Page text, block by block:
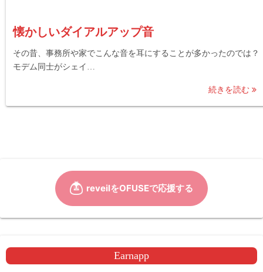
懐かしいダイアルアップ音
その昔、事務所や家でこんな音を耳にすることが多かったのでは？
モデム同士がシェイ…
続きを読む
Earnapp